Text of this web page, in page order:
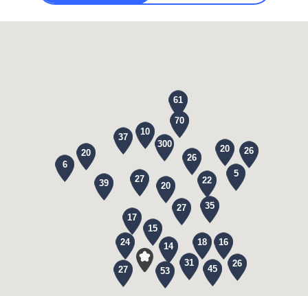
35
70
27
16
26
26
53
14
45
37
17
20
15
22
300
20
18
6
24
31
27
39
20
61
27
26
10
5